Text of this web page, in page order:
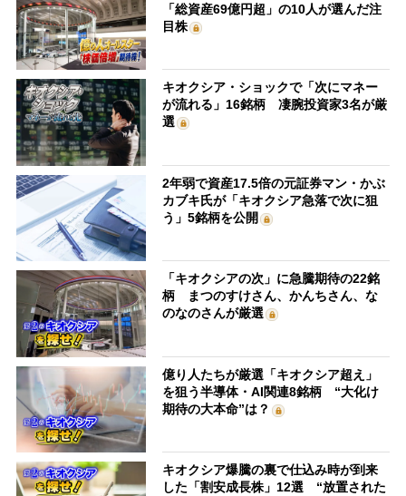
「総資産69億円超」の10人が選んだ注
目株
キオクシア・ショックで「次にマネー
が流れる」16銘柄 凄腕投資家3名が厳
選
2年弱で資産17.5倍の元証券マン・かぶ
カブキ氏が「キオクシア急落で次に狙
う」5銘柄を公開
「キオクシアの次」に急騰期待の22銘
柄 まつのすけさん、かんちさん、な
のなのさんが厳選
億り人たちが厳選「キオクシア超え」
を狙う半導体・AI関連8銘柄 “大化け
期待の大本命”は？
キオクシア爆騰の裏で仕込み時が到来
した「割安成長株」12選 “放置された